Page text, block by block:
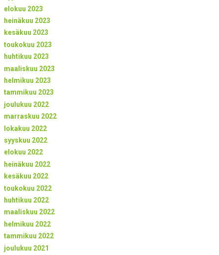
elokuu 2023
heinäkuu 2023
kesäkuu 2023
toukokuu 2023
huhtikuu 2023
maaliskuu 2023
helmikuu 2023
tammikuu 2023
joulukuu 2022
marraskuu 2022
lokakuu 2022
syyskuu 2022
elokuu 2022
heinäkuu 2022
kesäkuu 2022
toukokuu 2022
huhtikuu 2022
maaliskuu 2022
helmikuu 2022
tammikuu 2022
joulukuu 2021